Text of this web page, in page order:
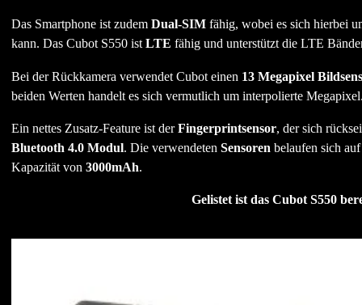
Das Smartphone ist zudem Dual-SIMfähig, wobei es sich hierbei
kann. Das Cubot S550 ist LTE fähig und unterstützt die LTE
Bei der Rückkamera verwendet Cubot einen 13 Megapixel
beiden Werten handelt es sich vermutlich um interpolierte
Ein nettes Zusatz-Feature ist derFingerprintsensor, der sich
Bluetooth 4.0 Modul. Die verwendeten Sensoren belaufen sich
Kapazität von 3000mAh.
Gelistet ist das Cubot S550